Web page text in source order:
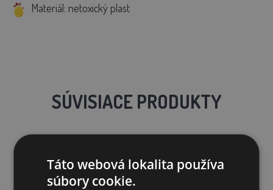
Materiál: netoxický plast
SÚVISIACE PRODUKTY
Zľava 47%
Táto webová lokalita používa
súbory cookie.